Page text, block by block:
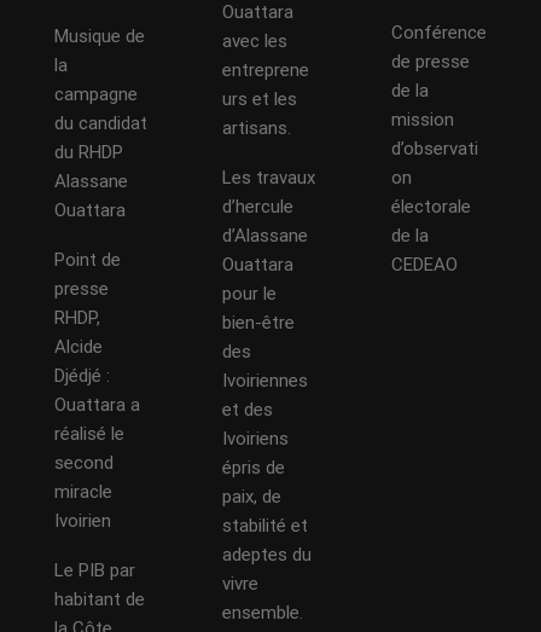
Musique de
la
campagne
du candidat
du RHDP
Alassane
Ouattara
Point de
presse
RHDP,
Alcide
Djédjé :
Ouattara a
réalisé le
second
miracle
Ivoirien
Le PIB par
habitant de
Ouattara
avec les
entreprene
urs et les
artisans.
Les travaux
d’hercule
d’Alassane
Ouattara
pour le
bien-être
des
Ivoiriennes
et des
Ivoiriens
épris de
paix, de
stabilité et
adeptes du
vivre
ensemble.
Conférence
de presse
de la
mission
d’observati
on
électorale
de la
CEDEAO